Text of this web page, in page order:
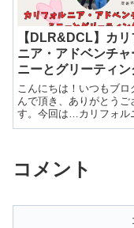
【DLR&DCL】カ
ニア・アドベンチャ
ニーとグリーティン
催場所や混雑状況を
ト！
こんにちは！いつもブロ
んで頂き、ありがとうご
す。今回は…カリフォル
アドベンチャーでミニー
ショーを紹介しました。
ーとチップ＆デールが登
コメント